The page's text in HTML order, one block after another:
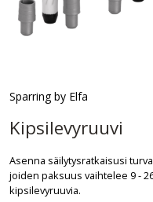
Sparring by Elfa
Kipsilevyruuvi
Asenna säilytysratkaisusi
joiden paksuus vaihtelee 9 -
kipsilevyruuvia.